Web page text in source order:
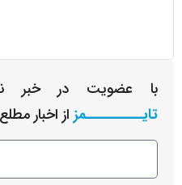
در خبر نامه
از اخبار مطلع شوید.